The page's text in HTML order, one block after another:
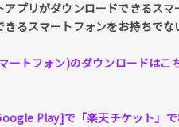
プリがダウンロードできるスマ
るスマートフォンをお持ちで
ートフォン)のダウンロードはこ
Play]で「楽天チケット」で